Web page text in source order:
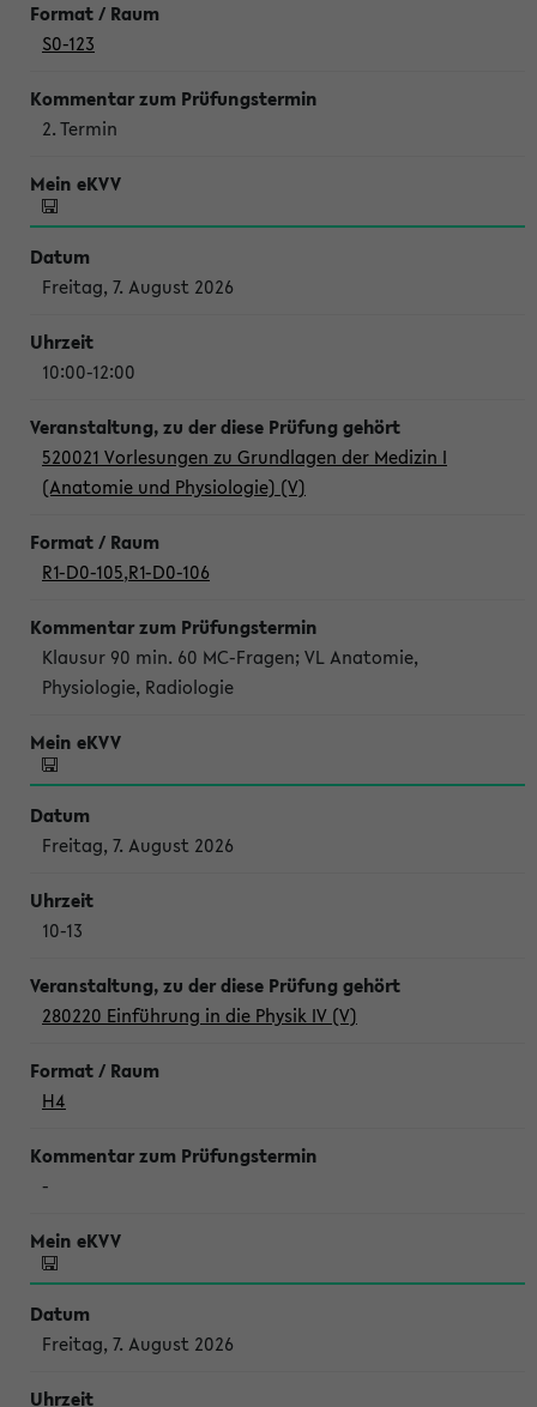
S0-123
2. Termin
Freitag, 7. August 2026
10:00-12:00
520021 Vorlesungen zu Grundlagen der Medizin I
(Anatomie und Physiologie) (V)
R1-D0-105,R1-D0-106
Klausur 90 min. 60 MC-Fragen; VL Anatomie,
Physiologie, Radiologie
Freitag, 7. August 2026
10-13
280220 Einführung in die Physik IV (V)
H4
-
Freitag, 7. August 2026